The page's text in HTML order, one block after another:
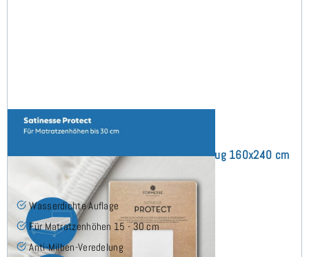
Satinesse Protect (bis 30 cm) Schonbezug 160x240 cm
Wasserdichte Auflage
Für Matratzenhöhen 15 - 30 cm
Anti-Milben-Veredelung